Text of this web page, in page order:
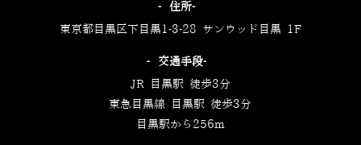
‐住所‐
東京都目黒区下目黒1-3-28 サンウッド目黒 1F
‐交通手段‐
JR 目黒駅 徒歩3分
東急目黒線 目黒駅 徒歩3分
目黒駅から256m